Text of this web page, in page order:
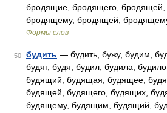
бродящие, бродящего, бродящей,
бродящему, бродящей,
Формы слов
50 будить — будить, бужу, будим,
будят, будя, будил, будила,
будящий, будящая, будящее,
будящей, будящего, будящих,
будящему, будящим, будящий,